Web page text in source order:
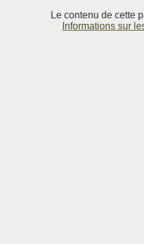
Le contenu de cette
Informations sur